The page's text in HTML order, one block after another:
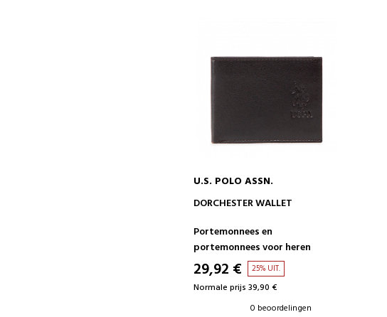
IN WINKELWAGEN
U.S. POLO ASSN.
DORCHESTER WALLET
Portemonnees en
portemonnees voor heren
29,92 € 25% UIT.
Normale prijs 39,90 €
0 beoordelingen